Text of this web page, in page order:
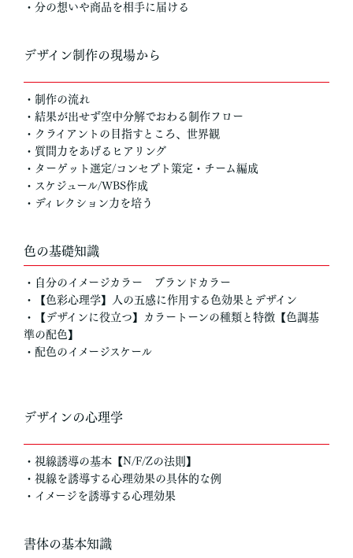
・分の想いや商品を相手に届ける
デザイン制作の現場から
・制作の流れ
・結果が出せず空中分解でおわる制作フロー
・クライアントの目指すところ、世界観
・質問力をあげるヒアリング
・ターゲット選定/コンセプト策定・チーム編成
・スケジュール/WBS作成
・ディレクション力を培う
色の基礎知識
・自分のイメージカラー ブランドカラー
・【色彩心理学】人の五感に作用する色効果とデザイン
・【デザインに役立つ】カラートーンの種類と特徴【色調基
準の配色】
・配色のイメージスケール
デザインの心理学
・視線誘導の基本【N/F/Zの法則】
・視線を誘導する心理効果の具体的な例
・イメージを誘導する心理効果
書体の基本知識